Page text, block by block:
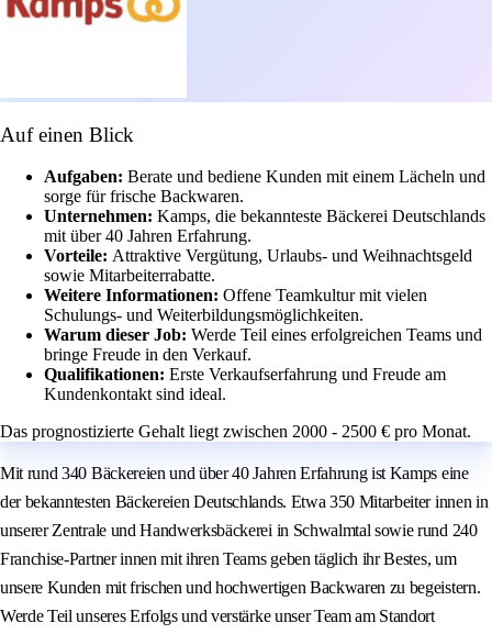
Auf einen Blick
Aufgaben: Berate und bediene Kunden mit einem Lächeln und
sorge für frische Backwaren.
Unternehmen: Kamps, die bekannteste Bäckerei Deutschlands
mit über 40 Jahren Erfahrung.
Vorteile: Attraktive Vergütung, Urlaubs- und Weihnachtsgeld
sowie Mitarbeiterrabatte.
Weitere Informationen: Offene Teamkultur mit vielen
Schulungs- und Weiterbildungsmöglichkeiten.
Warum dieser Job: Werde Teil eines erfolgreichen Teams und
bringe Freude in den Verkauf.
Qualifikationen: Erste Verkaufserfahrung und Freude am
Kundenkontakt sind ideal.
Das prognostizierte Gehalt liegt zwischen 2000 - 2500 € pro Monat.
Mit rund 340 Bäckereien und über 40 Jahren Erfahrung ist Kamps eine
der bekanntesten Bäckereien Deutschlands. Etwa 350 Mitarbeiter innen in
unserer Zentrale und Handwerksbäckerei in Schwalmtal sowie rund 240
Franchise-Partner innen mit ihren Teams geben täglich ihr Bestes, um
unsere Kunden mit frischen und hochwertigen Backwaren zu begeistern.
Werde Teil unseres Erfolgs und verstärke unser Team am Standort